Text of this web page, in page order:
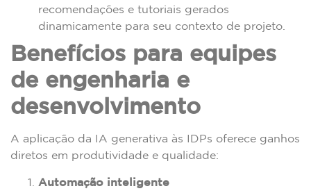
recomendações e tutoriais gerados
dinamicamente para seu contexto de projeto.
Benefícios para equipes
de engenharia e
desenvolvimento
A aplicação da IA generativa às IDPs oferece ganhos
diretos em produtividade e qualidade:
Automação inteligente